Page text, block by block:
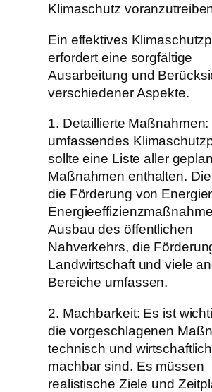
Klimaschutz
Ein effektives
erfordert eine sorgfältige
Ausarbeitung und
verschiedener Aspekte.
1. Detaillierte Maßnahmen:
umfassendes
sollte eine Liste aller
Maßnahmen enthalten.
die Förderung von
Ausbau des öffentlichen
Nahverkehrs, die
Landwirtschaft und viele
Bereiche umfassen.
2. Machbarkeit: Es ist
die vorgeschlagenen
technisch und wirtschaftlich
machbar sind. Es müssen
realistische Ziele und